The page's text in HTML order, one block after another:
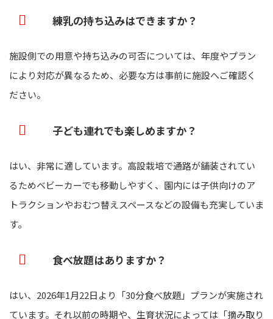
練乳の持ち込みはできますか？
施設側での用意や持ち込みの可否については、年度やプラン
により対応が異なるため、必要な方は事前に施設へご確認く
ださい。
子ども連れでも楽しめますか？
はい、非常に適しています。高設栽培で通路が舗装されてい
るためベビーカーでも移動しやすく、園内には子供向けのア
トラクションやおむつ替えスペースなどの設備も充実していま
す。
食べ放題はありますか？
はい、2026年1月22日より「30分食べ放題」プランが実施され
ています。それ以前の時期や、生育状況によっては「摘み取り